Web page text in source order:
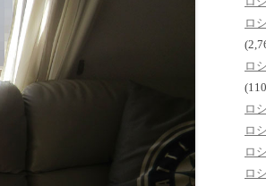
ロ
ロ
ロ
ロ
ロ
ロ